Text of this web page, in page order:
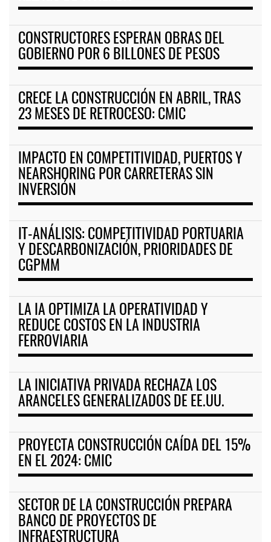
CONSTRUCTORES ESPERAN OBRAS DEL
GOBIERNO POR 6 BILLONES DE PESOS
CRECE LA CONSTRUCCIÓN EN ABRIL, TRAS
23 MESES DE RETROCESO: CMIC
IMPACTO EN COMPETITIVIDAD, PUERTOS Y
NEARSHORING POR CARRETERAS SIN
INVERSIÓN
IT-ANÁLISIS: COMPETITIVIDAD PORTUARIA
Y DESCARBONIZACIÓN, PRIORIDADES DE
CGPMM
LA IA OPTIMIZA LA OPERATIVIDAD Y
REDUCE COSTOS EN LA INDUSTRIA
FERROVIARIA
LA INICIATIVA PRIVADA RECHAZA LOS
ARANCELES GENERALIZADOS DE EE.UU.
PROYECTA CONSTRUCCIÓN CAÍDA DEL 15%
EN EL 2024: CMIC
SECTOR DE LA CONSTRUCCIÓN PREPARA
BANCO DE PROYECTOS DE
INFRAESTRUCTURA